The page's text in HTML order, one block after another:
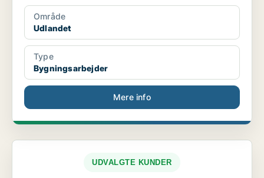
Område
Udlandet
Type
Bygningsarbejder
Mere info
UDVALGTE KUNDER